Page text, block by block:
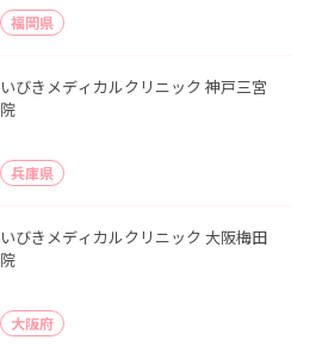
福岡県
いびきメディカルクリニック 神戸三宮
院
兵庫県
いびきメディカルクリニック 大阪梅田
院
大阪府